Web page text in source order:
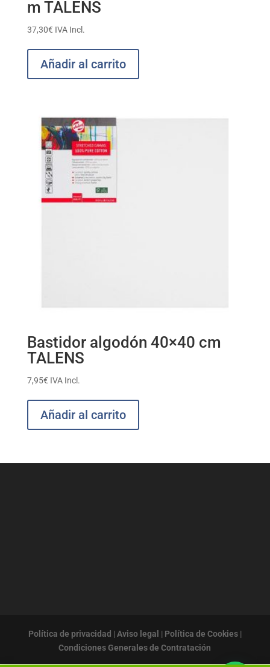
m TALENS
37,30€ IVA Incl.
Añadir al carrito
Bastidor algodón 40×40 cm
TALENS
7,95€ IVA Incl.
Añadir al carrito
Política de privacidad | Aviso legal | Política de Cookies|
Condiciones Generales de Contratación